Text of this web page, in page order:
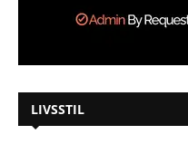
LIVSSTIL